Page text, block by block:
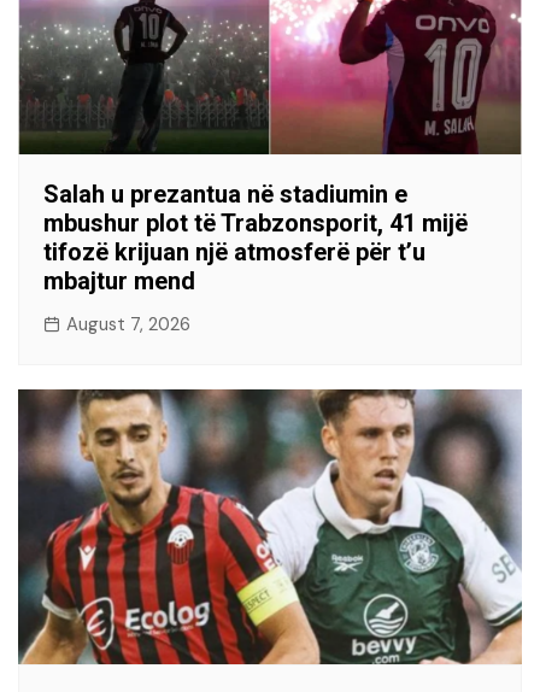
Salah u prezantua në stadiumin e
mbushur plot të Trabzonsporit, 41 mijë
tifozë krijuan një atmosferë për t’u
mbajtur mend
August 7, 2026